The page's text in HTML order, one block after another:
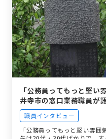
「公務員ってもっと堅
井寺市の窓口業務職員が
職員インタビュー
「公務員ってもっと堅い雰